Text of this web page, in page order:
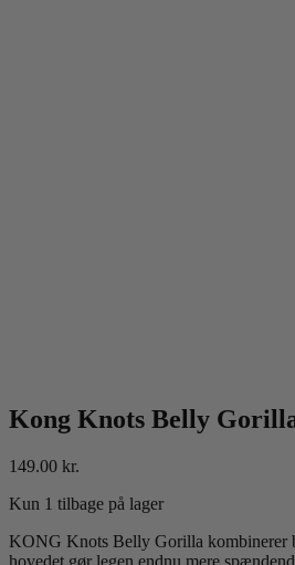
Kong Knots Belly
149.00 kr.
Kun 1 tilbage på lager
KONG Knots Belly Gorilla kombinerer
hovedet gør legen endnu mere